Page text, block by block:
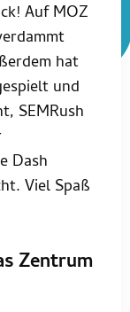
Auf MOZ
hat
und
SEMRush
Dash
Viel Spaß
Zentrum